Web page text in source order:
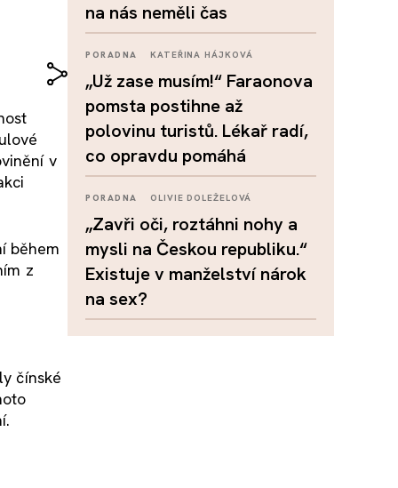
v
během
z
čínské
na nás neměli čas
PORADNA KATEŘINA HÁJKOVÁ
„Už zase musím!“ Faraonova
pomsta postihne až
polovinu turistů. Lékař radí,
co opravdu pomáhá
PORADNA OLIVIE DOLEŽELOVÁ
„Zavři oči, roztáhni nohy a
mysli na Českou republiku.“
Existuje v manželství nárok
na sex?